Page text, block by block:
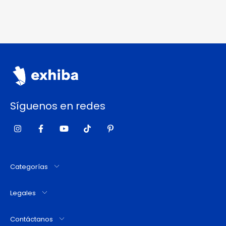
Síguenos en redes
Categorías
Legales
Contáctanos